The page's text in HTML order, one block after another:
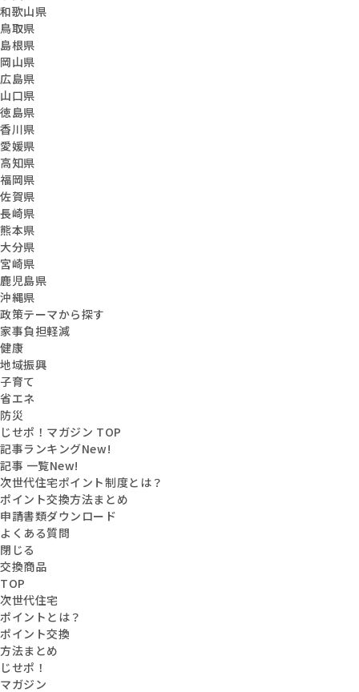
和歌山県
鳥取県
島根県
岡山県
広島県
山口県
徳島県
香川県
愛媛県
高知県
福岡県
佐賀県
長崎県
熊本県
大分県
宮崎県
鹿児島県
沖縄県
政策テーマから探す
家事負担軽減
健康
地域振興
子育て
省エネ
防災
じせポ！マガジン TOP
記事ランキングNew!
記事 一覧New!
次世代住宅ポイント制度とは？
ポイント交換方法まとめ
申請書類ダウンロード
よくある質問
閉じる
交換商品
TOP
次世代住宅
ポイントとは？
ポイント交換
方法まとめ
じせポ！
マガジン